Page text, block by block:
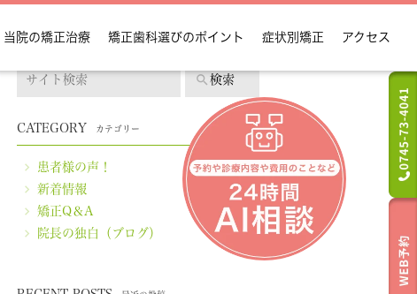
当院の矯正治療 矯正歯科選びのポイント 症状別矯正 アクセス
CATEGORY カテゴリー
カテゴリー
患者様の声！
新着情報
矯正Q＆A
院長の独白（ブログ）